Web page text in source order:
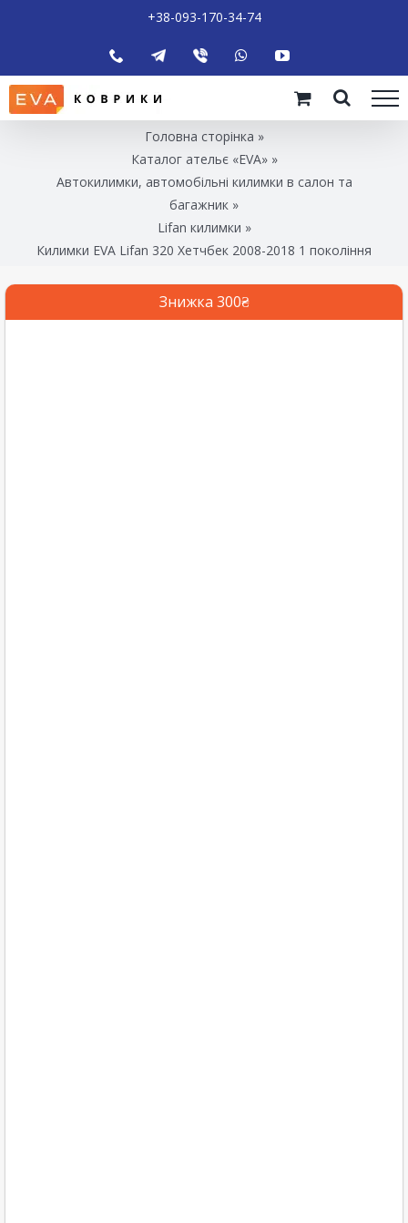
+38-093-170-34-74
Головна сторінка »
Каталог ательє «EVA»»
Автокилимки, автомобільні килимки в салон та
багажник »
Lifan килимки »
Килимки EVA Lifan 320 Хетчбек 2008-2018 1 покоління
Знижка 300₴